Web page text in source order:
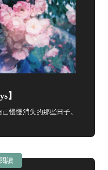
】
慢慢消失的那些日子。
讀